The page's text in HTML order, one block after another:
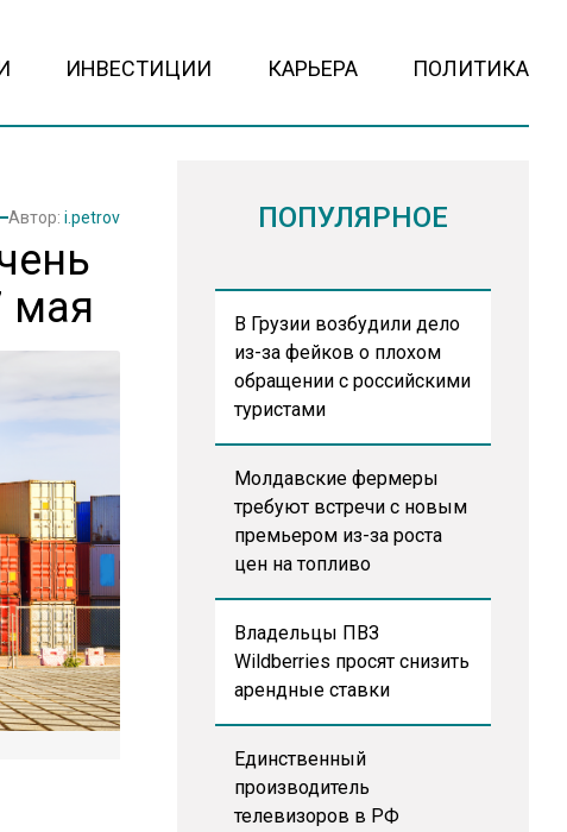
ИНВЕСТИЦИИ КАРЬЕРА ПОЛИТИКА
Автор: i.petrov
мая
ПОПУЛЯРНОЕ
В Грузии возбудили дело
из-за фейков о плохом
обращении с российскими
туристами
Молдавские фермеры
требуют встречи с новым
премьером из-за роста
цен на топливо
Владельцы ПВЗ
Wildberries просят снизить
арендные ставки
Единственный
производитель
телевизоров в РФ